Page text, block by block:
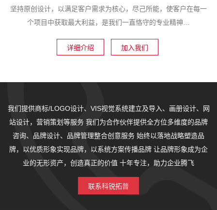
1 2 3 4 5
坚持原创设计，以满足客户需求为核心，尽己所能，使客户在每一
个项目中获取最大利益，是我们一直恪守的专业精神…
详细介绍 加入我们
我们提供商标/LOGO设计、VIS视觉系统建立及导入、画册设计、网
站设计，营销策划等服务 我们为合作伙伴提供全方位多维度的品牌
咨询、品牌设计、品牌管理整合创意服务 始终以落地战略塑造品
牌，以优质形象实现品牌，以系统方案传播品牌 让品牌形象成为企
业的无形资产，创造真正的价值 十年专注，助力企业腾飞
联系科锐拓普